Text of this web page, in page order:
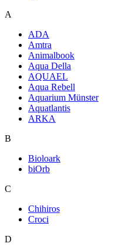
A
ADA
Amtra
Animalbook
Aqua Della
AQUAEL
Aqua Rebell
Aquarium Münster
Aquatlantis
ARKA
B
Bioloark
biOrb
C
Chihiros
Croci
D